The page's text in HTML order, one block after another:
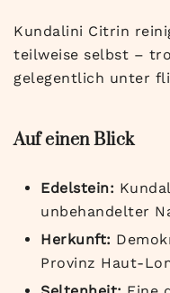
Kundalini Citrin
teilweise selbst –
gelegentlich unter
Auf einen Blick
Edelstein:
unbehandelter
Herkunft:
Provinz Haut-